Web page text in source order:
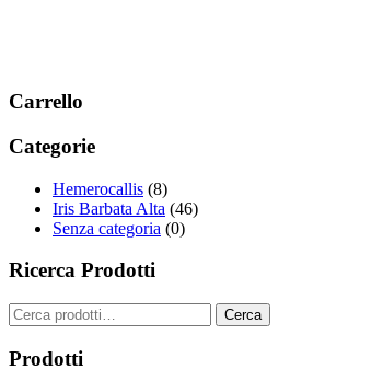
Carrello
Categorie
Hemerocallis (8)
Iris Barbata Alta (46)
Senza categoria (0)
Ricerca Prodotti
Cerca: Cerca
Prodotti